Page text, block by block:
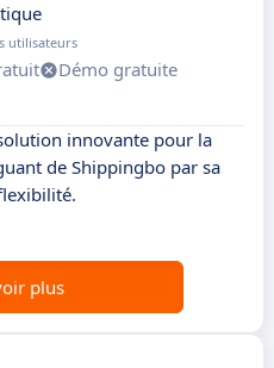
utilisateurs
Démo gratuite
innovante pour la
de Shippingbo par sa
plus